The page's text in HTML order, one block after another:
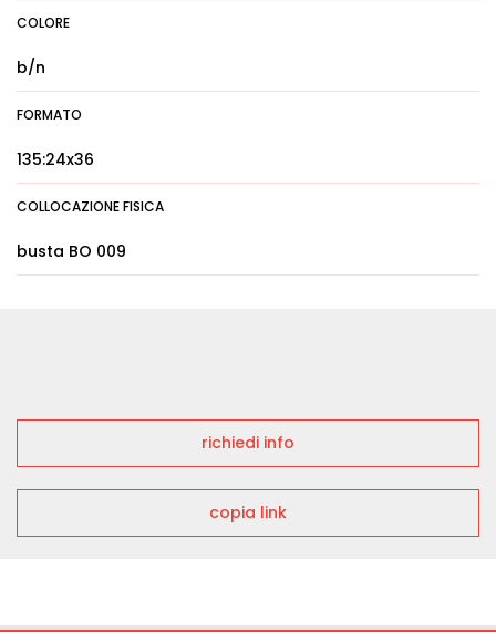
COLORE
b/n
FORMATO
135:24x36
COLLOCAZIONE FISICA
busta BO 009
richiedi info
copia link